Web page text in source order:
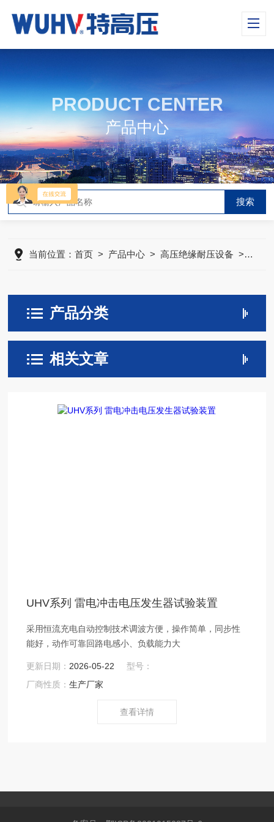
PRODUCT CENTER
产品中心
当前位置：首页 > 产品中心 >高压绝缘耐压设备 > UHV
产品分类
相关文章
UHV系列 雷电冲击电压发生器试验装置
采用恒流充电自动控制技术调波方便，操作简单，同步性
能好，动作可靠回路电感小、负载能力大
更新日期： 2026-05-22
型号：
厂商性质：生产厂家
查看详情